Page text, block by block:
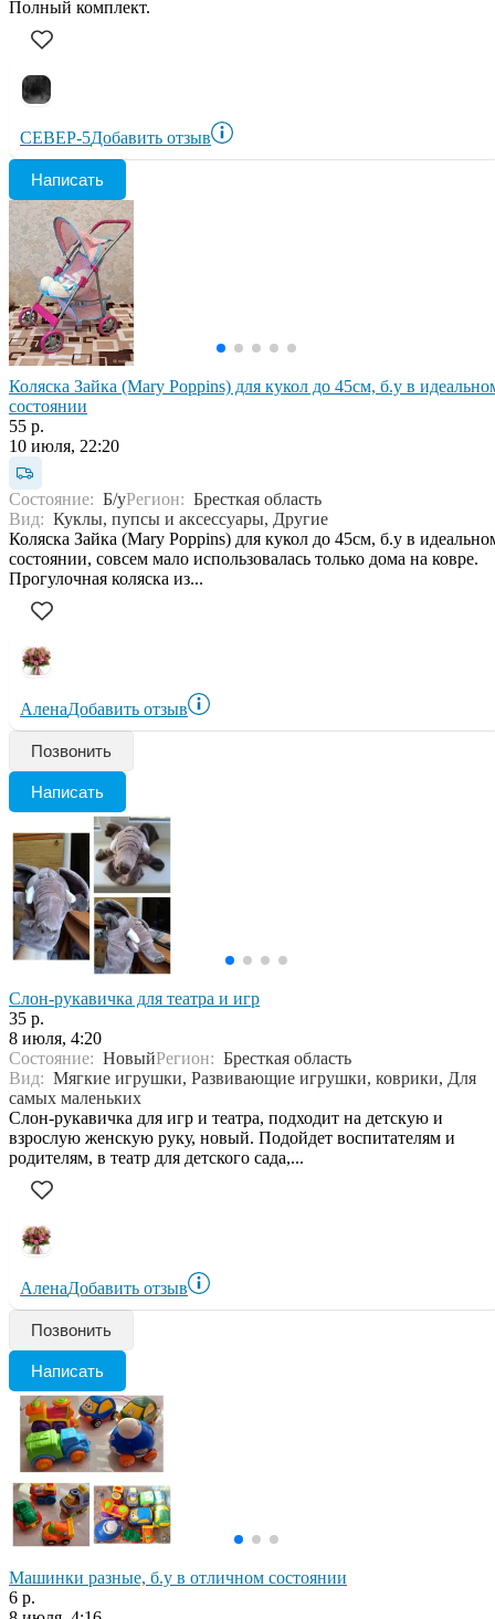
Полный комплект.
СЕВЕР-5Добавить отзыв
Написать
Коляска Зайка (Mary Poppins) для кукол до 45см, б.у в
состоянии
55 р.
10 июля, 22:20
Состояние: Б/уРегион: Бресткая область
Вид: Куклы, пупсы и аксессуары, Другие
Коляска Зайка (Mary Poppins) для кукол до 45см, б.у в
состоянии, совсем мало использовалась только дома на ковре.
Прогулочная коляска из...
АленаДобавить отзыв
Позвонить
Написать
Слон-рукавичка для театра и игр
35 р.
8 июля, 4:20
Состояние: НовыйРегион: Бресткая область
Вид: Мягкие игрушки, Развивающие игрушки, коврики, Для
самых маленьких
Слон-рукавичка для игр и театра, подходит на детскую и
взрослую женскую руку, новый. Подойдет воспитателям и
родителям, в театр для детского сада,...
АленаДобавить отзыв
Позвонить
Написать
Машинки разные, б.у в отличном состоянии
6 р.